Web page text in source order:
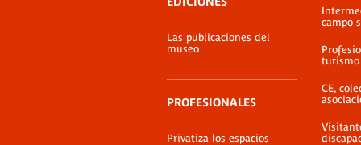
Las publicaciones del
museo
PROFESIONALES
Privatiza los espacios
campo
turismo
CE,